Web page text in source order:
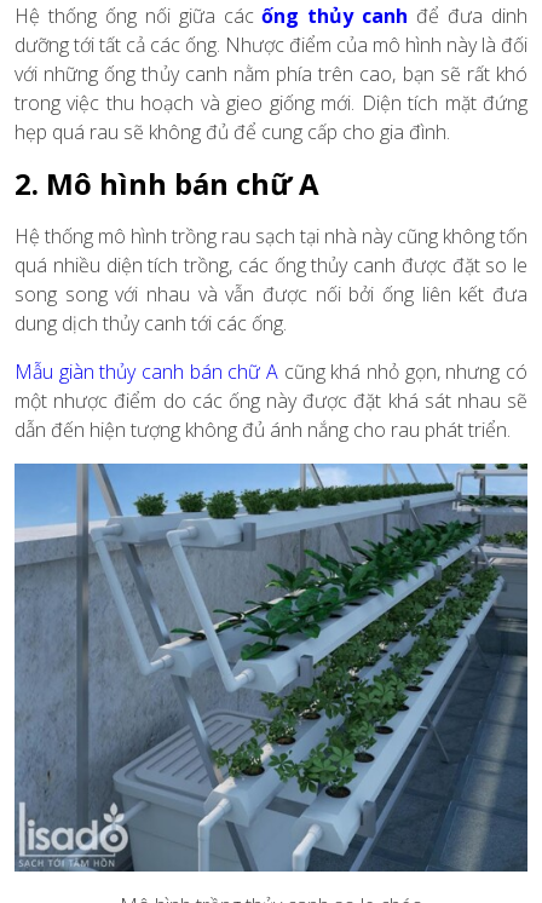
Hệ thống ống nối giữa cácống thủy canh để đưa dinh
dưỡng tới tất cả các ống. Nhược điểm của mô hình này là đối
với những ống thủy canh nằm phía trên cao, bạn sẽ rất khó
trong việc thu hoạch và gieo giống mới. Diện tích mặt đứng
hẹp quá rau sẽ không đủ để cung cấp cho gia đình.
2. Mô hình bán chữ A
Hệ thống mô hình trồng rau sạch tại nhà này cũng không tốn
quá nhiều diện tích trồng, các ống thủy canh được đặt so le
song song với nhau và vẫn được nối bởi ống liên kết đưa
dung dịch thủy canh tới các ống.
Mẫu giàn thủy canh bán chữ A cũng khá nhỏ gọn, nhưng có
một nhược điểm do các ống này được đặt khá sát nhau sẽ
dẫn đến hiện tượng không đủ ánh nắng cho rau phát triển.